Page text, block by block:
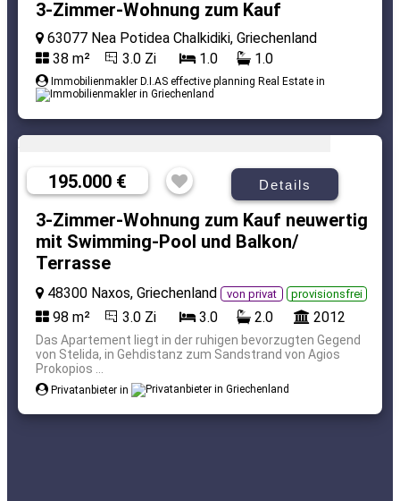
3-Zimmer-Wohnung zum Kauf
63077 Nea Potidea Chalkidiki, Griechenland
38 m²
3.0 Zi 1.0 1.0
Immobilienmakler D.I.AS effective planning Real Estate in
195.000 € Details
3-Zimmer-Wohnung zum Kauf neuwertig
mit Swimming-Pool und Balkon/
Terrasse
48300 Naxos, Griechenland von privat provisionsfrei
98 m² 3.0 Zi 3.0 2.0 2012
Das Apartement liegt in der ruhigen bevorzugten Gegend
von Stelida, in Gehdistanz zum Sandstrand von Agios
Prokopios ...
Privatanbieter in